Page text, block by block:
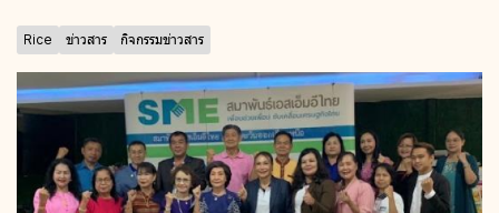
Rice ข่าวสาร กิจกรรมข่าวสาร